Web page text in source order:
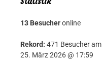
13 Besucheronline
Rekord: 471 Besucher am
25. März 2026 @ 17:59